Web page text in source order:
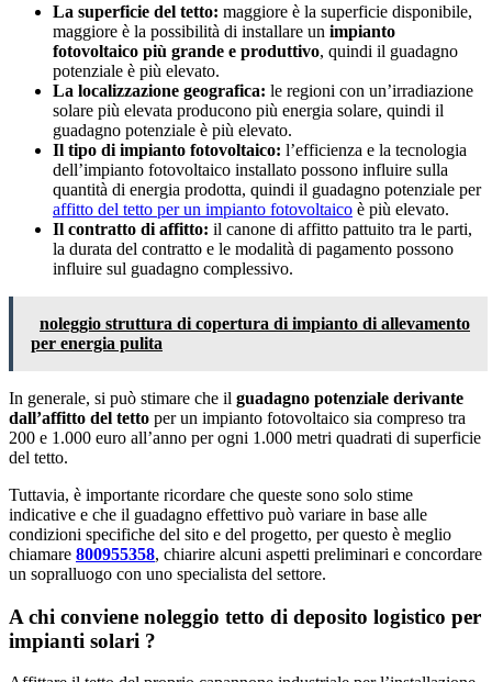
La superficie del tetto: maggiore è la superficie disponibile,
maggiore è la possibilità di installare un impianto
fotovoltaico più grande e produttivo, quindi il guadagno
potenziale è più elevato.
La localizzazione geografica: le regioni con un’irradiazione
solare più elevata producono più energia solare, quindi il
guadagno potenziale è più elevato.
Il tipo di impianto fotovoltaico: l’efficienza e la tecnologia
dell’impianto fotovoltaico installato possono influire sulla
quantità di energia prodotta, quindi il guadagno potenziale per
affitto del tetto per un impianto fotovoltaico è più elevato.
Il contratto di affitto: il canone di affitto pattuito tra le parti,
la durata del contratto e le modalità di pagamento possono
influire sul guadagno complessivo.
noleggio struttura di copertura di impianto di allevamento
per energia pulita
In generale, si può stimare che il guadagno potenziale derivante
dall’affitto del tetto per un impianto fotovoltaico sia compreso tra
200 e 1.000 euro all’anno per ogni 1.000 metri quadrati di superficie
del tetto.
Tuttavia, è importante ricordare che queste sono solo stime
indicative e che il guadagno effettivo può variare in base alle
condizioni specifiche del sito e del progetto, per questo è meglio
chiamare 800955358, chiarire alcuni aspetti preliminari e concordare
un sopralluogo con uno specialista del settore.
A chi conviene noleggio tetto di deposito logistico per
impianti solari ?